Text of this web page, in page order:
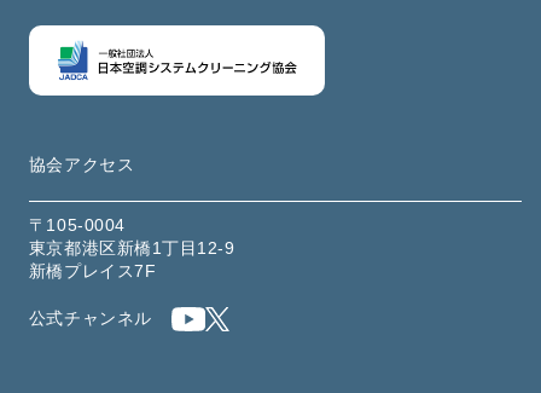
協会アクセス
〒105-0004
東京都港区新橋1丁目12-9
新橋プレイス7F
公式チャンネル